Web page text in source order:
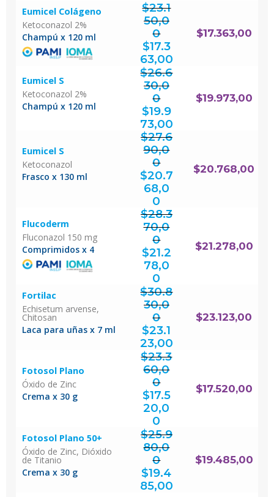
Eumicel Colágeno
Ketoconazol 2%
Champú x 120 ml
$23.1
50,0
0
El
precio
original
era:
$23.150,00.
$17.3
63,00precio
actual
es:
$17.363,00.
$17.363,00
Eumicel S
Ketoconazol 2%
Champú x 120 ml
$26.6
30,0
0
El
precio
original
era:
$26.630,00.
$19.9
73,00precio
actual
es:
$19.973,00.
$19.973,00
Eumicel S
Ketoconazol
Frasco x 130 ml
$27.6
90,0
0
El
precio
original
era:
$27.690,00.
$20.7
68,0
0El
precio
$20.768,00
Flucoderm
Fluconazol 150 mg
Comprimidos x 4
$28.3
70,0
0
El
precio
original
era:
$28.370,00.
$21.2
78,0
0El
precio
$21.278,00
Fortilac
Echisetum arvense,
Chitosan
Laca para uñas x 7 ml
$30.8
30,0
0
El
precio
original
era:
$30.830,00.
$23.1
23,00precio
actual
es:
$23.123,00.
$23.123,00
Fotosol Plano
Óxido de Zinc
Crema x 30 g
$23.3
60,0
0
El
precio
original
era:
$23.360,00.
$17.5
20,0
0El
precio
$17.520,00
Fotosol Plano 50+
Óxido de Zinc, Dióxido
de Titanio
Crema x 30 g
$25.9
80,0
0
El
precio
original
era:
$25.980,00.
$19.4
85,00precio
actual
es:
$19.485,00.
$19.485,00